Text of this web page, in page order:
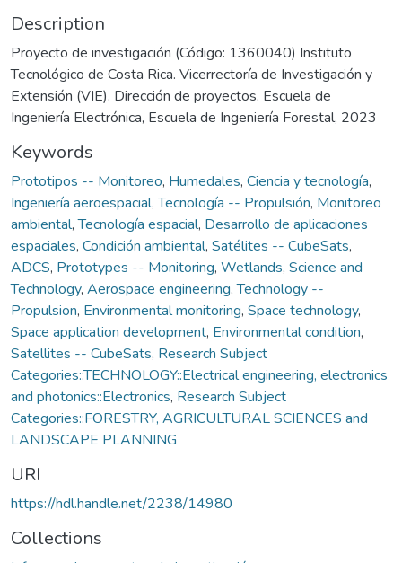
Description
Proyecto de investigación (Código: 1360040) Instituto
Tecnológico de Costa Rica. Vicerrectoría de Investigación y
Extensión (VIE). Dirección de proyectos. Escuela de
Ingeniería Electrónica, Escuela de Ingeniería Forestal, 2023
Keywords
Prototipos -- Monitoreo, Humedales, Ciencia y tecnología,
Ingeniería aeroespacial,Tecnología -- Propulsión, Monitoreo
ambiental,Tecnología espacial, Desarrollo de aplicaciones
espaciales, Condición ambiental, Satélites -- CubeSats,
ADCS, Prototypes -- Monitoring, Wetlands, Science and
Technology, Aerospace engineering,Technology --
Propulsion, Environmental monitoring, Space technology,
Space application development, Environmental condition,
Satellites -- CubeSats, Research Subject
Categories::TECHNOLOGY::Electrical engineering, electronics
and photonics::Electronics, Research Subject
Categories::FORESTRY, AGRICULTURAL SCIENCES and
LANDSCAPE PLANNING
URI
https://hdl.handle.net/2238/14980
Collections